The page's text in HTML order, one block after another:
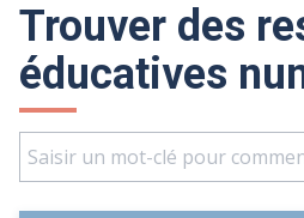
Trouver des
éducatives